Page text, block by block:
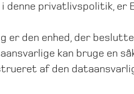
denne privatlivspolitik, er
er den enhed, der
kan bruge en
af den